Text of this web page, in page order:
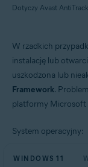
Produkty:
Systemy operacyjne:
32-/64-bitowa
Microsoft
W rzadkich
instalację lub
uszkodzona lub
Framework.
platformy Microsoft
System operacyjny:
WINDOWS 11